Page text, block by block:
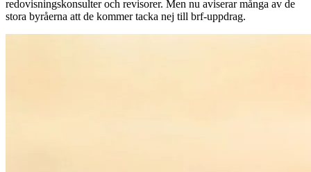
redovisningskonsulter och revisorer. Men nu aviserar många av de
stora byråerna att de kommer tacka nej till brf-uppdrag.